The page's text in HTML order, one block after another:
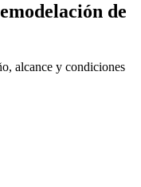
de
alcance y condiciones